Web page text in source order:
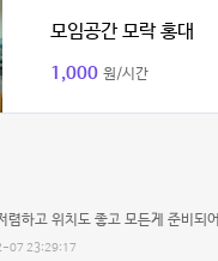
모임공간 모락 홍대
1,000 원/시간
렴하고 위치도 좋고 모든게 준비되
07 23:29:17